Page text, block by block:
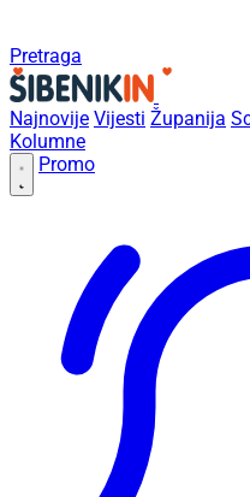
Pretraga
Najnovije Vijesti Županija
Kolumne
Promo